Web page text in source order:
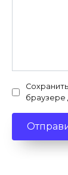
браузере